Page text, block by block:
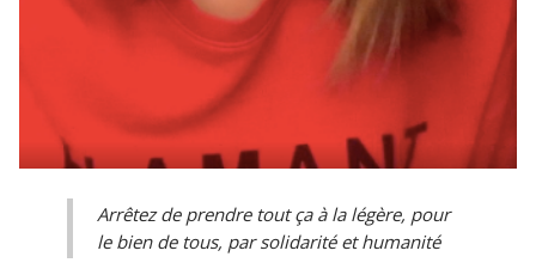
Arrêtez de prendre tout ça à la légère, pour
le bien de tous, par solidarité et humanité